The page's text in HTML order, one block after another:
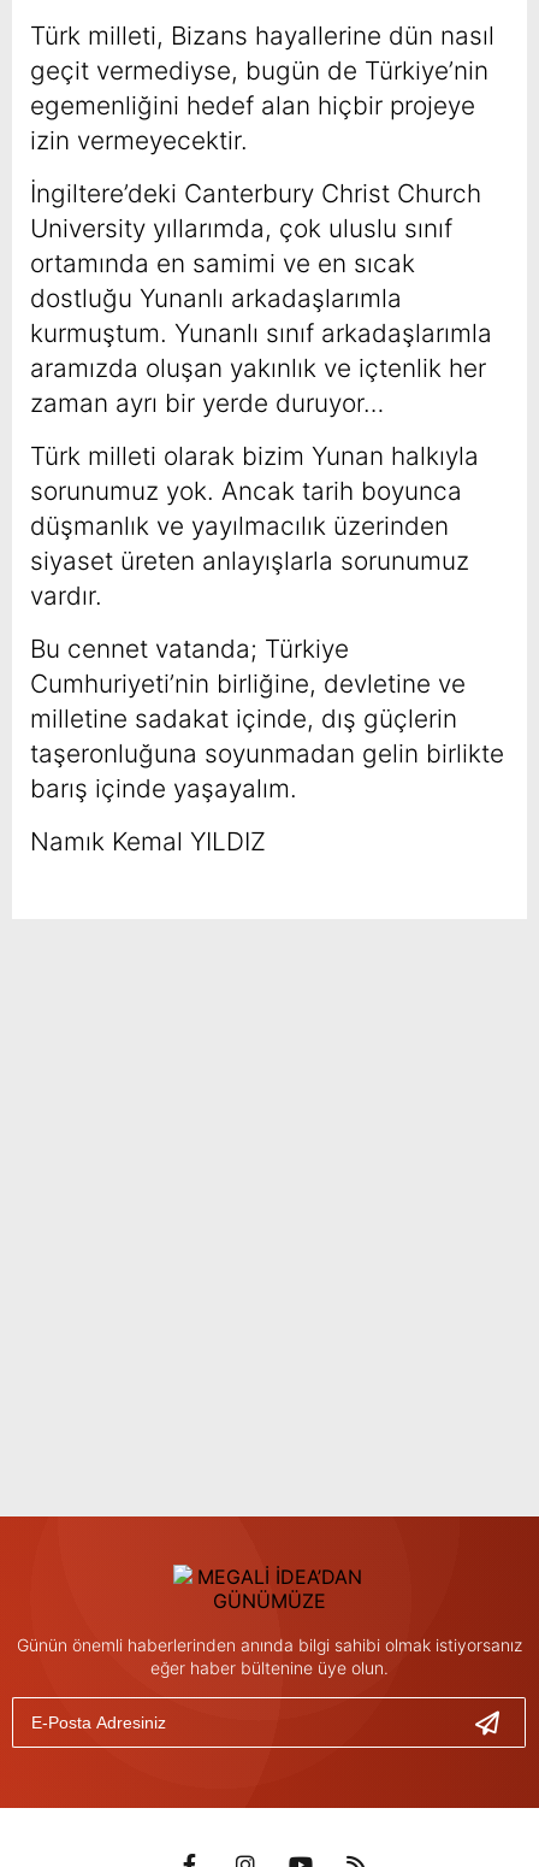
Türk milleti, Bizans hayallerine dün nasıl
geçit vermediyse, bugün de Türkiye’nin
egemenliğini hedef alan hiçbir projeye
izin vermeyecektir.
İngiltere’deki Canterbury Christ Church
University yıllarımda, çok uluslu sınıf
ortamında en samimi ve en sıcak
dostluğu Yunanlı arkadaşlarımla
kurmuştum. Yunanlı sınıf arkadaşlarımla
aramızda oluşan yakınlık ve içtenlik her
zaman ayrı bir yerde duruyor…
Türk milleti olarak bizim Yunan halkıyla
sorunumuz yok. Ancak tarih boyunca
düşmanlık ve yayılmacılık üzerinden
siyaset üreten anlayışlarla sorunumuz
vardır.
Bu cennet vatanda; Türkiye
Cumhuriyeti’nin birliğine, devletine ve
milletine sadakat içinde, dış güçlerin
taşeronluğuna soyunmadan gelin birlikte
barış içinde yaşayalım.
Namık Kemal YILDIZ
Günün önemli haberlerinden anında bilgi sahibi olmak istiyorsanız
eğer haber bültenine üye olun.